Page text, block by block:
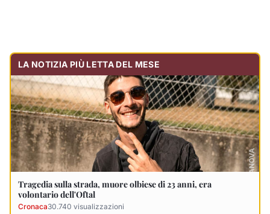
LA NOTIZIA PIÙ LETTA DEL MESE
Tragedia sulla strada, muore olbiese di 23 anni, era
volontario dell'Oftal
Cronaca30.740 visualizzazioni